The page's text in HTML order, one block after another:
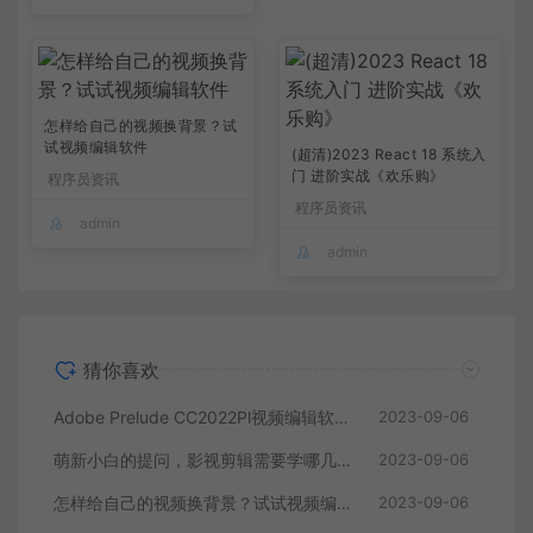
怎样给自己的视频换背景？试
试视频编辑软件
程序员资讯
admin
(超清)2023 React 18 系统入
门 进阶实战《欢乐购》
程序员资讯
admin
猜你喜欢
Adobe Prelude CC2022Pl视频编辑软件中文直装版 2023-09-06
萌新小白的提问，影视剪辑需要学哪几个软件？ 2023-09-06
怎样给自己的视频换背景？试试视频编辑软件 2023-09-06